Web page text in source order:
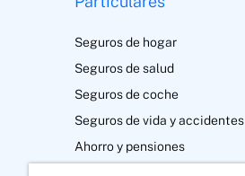
Seguros de hogar
Seguros de salud
Seguros de coche
Seguros de vida y accidentes
Ahorro y pensiones